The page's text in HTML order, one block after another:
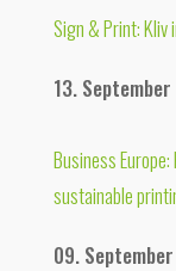
Sign & Print:
13.
Business
sustainable
09.